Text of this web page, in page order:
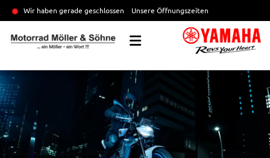
Wir haben gerade geschlossen Unsere Öffnungszeiten